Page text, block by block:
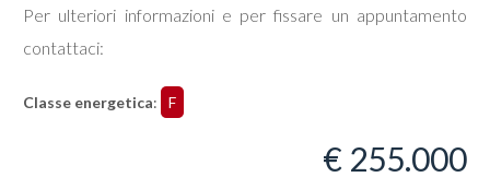
Per ulteriori informazioni e per fissare un appuntamento
contattaci: 
Classe energetica: F
€ 255.000